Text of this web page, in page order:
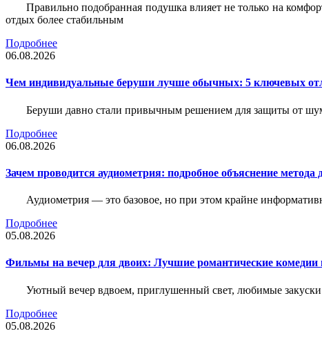
Правильно подобранная подушка влияет не только на
отдых более стабильным
Подробнее
06.08.2026
Чем индивидуальные беруши лучше обычных: 5 ключевых
Беруши давно стали привычным решением для защиты от
Подробнее
06.08.2026
Зачем проводится аудиометрия: подробное объяснение метода
Аудиометрия — это базовое, но при этом крайне
Подробнее
05.08.2026
Фильмы на вечер для двоих: Лучшие романтические
Уютный вечер вдвоем, приглушенный свет, любимые
Подробнее
05.08.2026